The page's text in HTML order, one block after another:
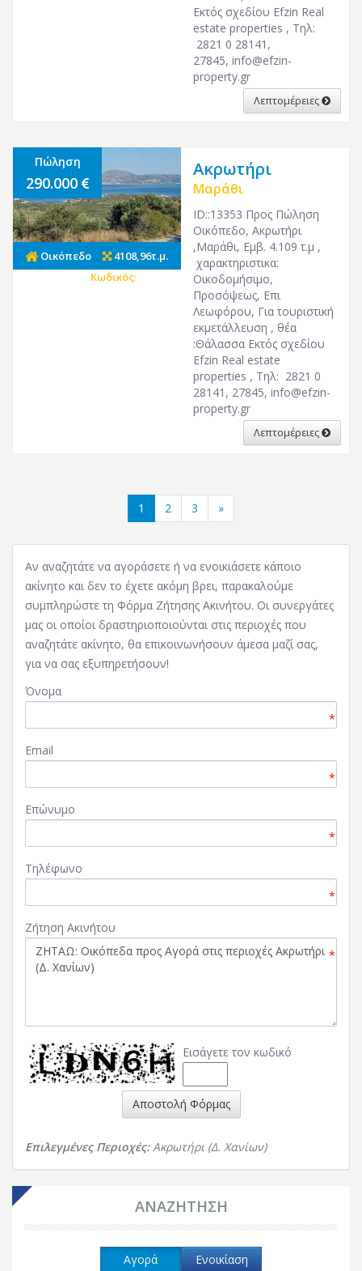
Εκτός σχεδίου Efzin Real
estate properties , Τηλ:
2821 0 28141,
27845, info@efzin-
property.gr
Λεπτομέρειες
Πώληση
290.000
Οικόπεδο
4108,96τ.μ.
Κωδικός:
Ακρωτήρι
Μαράθι
ID::13353 Προς Πώληση
Οικόπεδο, Ακρωτήρι
,Μαράθι, Εμβ. 4.109 τ.μ ,
χαρακτηριστικα:
Οικοδομήσιμο,
Προσόψεως, Επι
Λεωφόρου, Για τουριστική
εκμετάλλευση , θέα
:Θάλασσα Εκτός σχεδίου
Efzin Real estate
properties , Τηλ: 2821 0
28141, 27845, info@efzin-
property.gr
Λεπτομέρειες
1 2 3 »
Αν αναζητάτε να αγοράσετε ή να ενοικιάσετε κάποιο
ακίνητο και δεν το έχετε ακόμη βρει, παρακαλούμε
συμπληρώστε τη Φόρμα Ζήτησης Ακινήτου. Οι συνεργάτες
μας οι οποίοι δραστηριοποιούνται στις περιοχές που
αναζητάτε ακίνητο, θα επικοινωνήσουν άμεσα μαζί σας,
για να σας εξυπηρετήσουν!
Όνομα
*
Email
*
Επώνυμο
*
Τηλέφωνο
*
Ζήτηση Ακινήτου
*
Εισάγετε τον κωδικό
Αποστολή Φόρμας
Επιλεγμένες Περιοχές:Ακρωτήρι (Δ. Χανίων)
ΑΝΑΖΗΤΗΣΗ
Αγορά Ενοικίαση